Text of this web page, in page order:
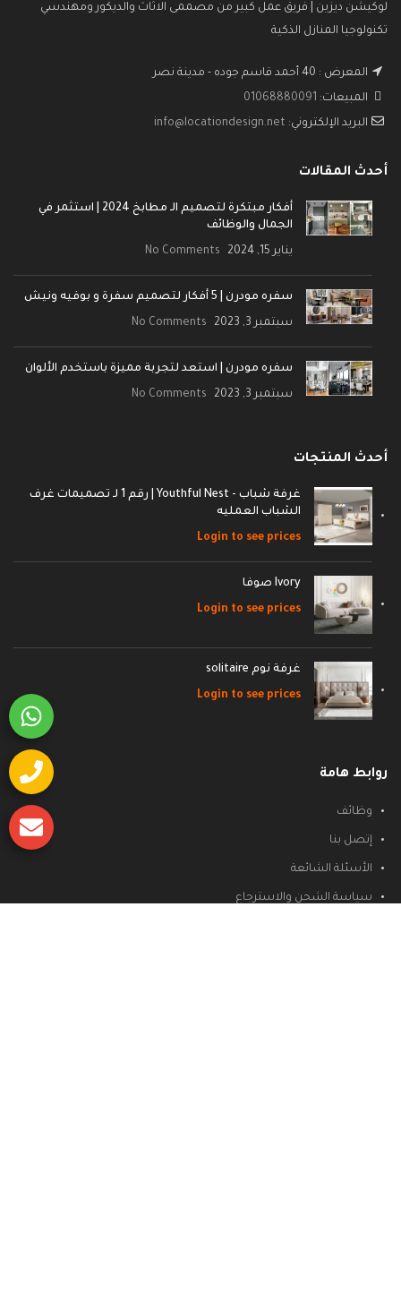
لوكيشن ديزين | فريق عمل كبير من مصممى الاثاث والديكور ومهندسي
تكنولوجيا المنازل الذكية
المعرض : 40 أحمد قاسم جوده - مدينة نصر
المبيعات: 01068880091
البريد الإلكتروني: info@locationdesign.net
أحدث المقالات
أفكار مبتكرة لتصميم الـ مطابخ 2024 | استثمر في
الجمال والوظائف
يناير 15, 2024 No Comments
سفره مودرن | 5 أفكار لتصميم سفرة و بوفيه ونيش
سبتمبر 3, 2023 No Comments
سفره مودرن | استعد لتجربة مميزة باستخدم الألوان
سبتمبر 3, 2023 No Comments
أحدث المنتجات
غرفة شباب - Youthful Nest | رقم 1 لـ تصميمات غرف
الشباب العمليه
Login to see prices
Ivory صوفا
Login to see prices
غرفة نوم solitaire
Login to see prices
روابط هامة
وظائف
إتصل بنا
الأسئلة الشائعة
سياسة الشحن والاسترجاع